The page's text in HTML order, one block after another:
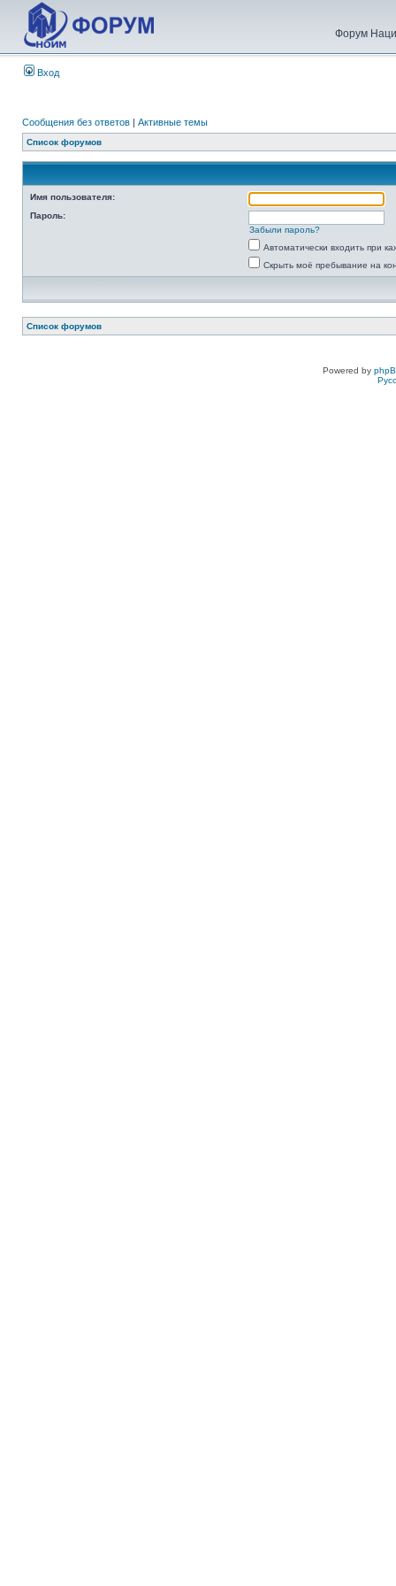
Форум
Вход
Сообщения без ответов | Активные темы
Список форумов
Имя пользователя:
Пароль:
Забыли пароль?
Автоматически входить при
Скрыть моё пребывание на
Список форумов
Powered by